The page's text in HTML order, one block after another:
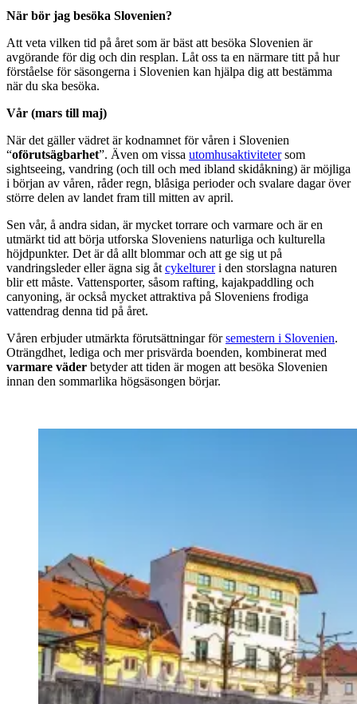
När bör jag besöka Slovenien?
Att veta vilken tid på året som är bäst att besöka Slovenien är
avgörande för dig och din resplan. Låt oss ta en närmare titt på hur
förståelse för säsongerna i Slovenien kan hjälpa dig att bestämma
när du ska besöka.
Vår (mars till maj)
När det gäller vädret är kodnamnet för våren i Slovenien
“oförutsägbarhet”. Även om vissa utomhusaktivitetersom
sightseeing, vandring (och till och med ibland skidåkning) är möjliga
i början av våren, råder regn, blåsiga perioder och svalare dagar över
större delen av landet fram till mitten av april.
Sen vår, å andra sidan, är mycket torrare och varmare och är en
utmärkt tid att börja utforska Sloveniens naturliga och kulturella
höjdpunkter. Det är då allt blommar och att ge sig ut på
vandringsleder eller ägna sig åtcykeltureri den storslagna naturen
blir ett måste. Vattensporter, såsom rafting, kajakpaddling och
canyoning, är också mycket attraktiva på Sloveniens frodiga
vattendrag denna tid på året.
Våren erbjuder utmärkta förutsättningar försemestern i Slovenien.
Oträngdhet, lediga och mer prisvärda boenden, kombinerat med
varmare väder betyder att tiden är mogen att besöka Slovenien
innan den sommarlika högsäsongen börjar.